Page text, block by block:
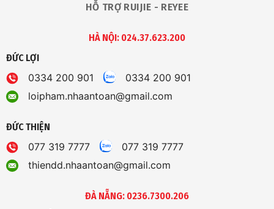
HỖ TRỢ RUIJIE - REYEE
HÀ NỘI: 024.37.623.200
ĐỨC LỢI
0334 200 901
0334 200 901
loipham.nhaantoan@gmail.com
ĐỨC THIỆN
077 319 7777
077 319 7777
thiendd.nhaantoan@gmail.com
ĐÀ NẴNG: 0236.7300.206